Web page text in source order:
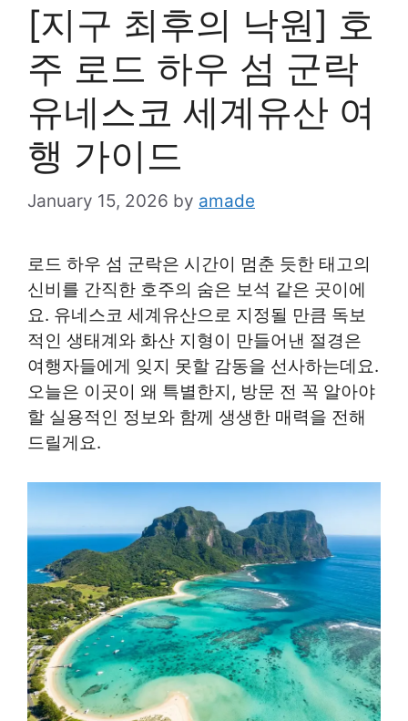
[지구 최후의 낙원] 호
주 로드 하우 섬 군락
유네스코 세계유산 여
행 가이드
January 15, 2026 by amade
로드 하우 섬 군락은 시간이 멈춘 듯한 태고의
신비를 간직한 호주의 숨은 보석 같은 곳이에
요. 유네스코 세계유산으로 지정될 만큼 독보
적인 생태계와 화산 지형이 만들어낸 절경은
여행자들에게 잊지 못할 감동을 선사하는데요.
오늘은 이곳이 왜 특별한지, 방문 전 꼭 알아야
할 실용적인 정보와 함께 생생한 매력을 전해
드릴게요.